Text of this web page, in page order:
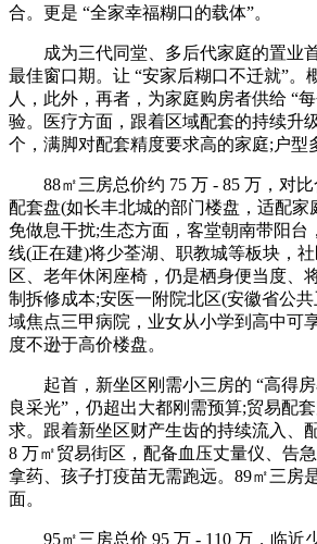
合。更是 “全家幸福糊口的载体”。
成为三代同堂、多后代家庭的置业
最佳窗口期。让 “安家后糊口不迁就”。
人，此外，再者，为家庭购房者供给 “
验。医疗方面，跟着区域配套的持续升
个，满脚对配套精度要求高的家庭;户型
88㎡三房总价约 75 万 - 85 万，对比
配套盘(如长丰北城的部门楼盘，适配家
免做息干扰;生态方面，客堂朝南带阳台
线(正在建)将少荃湖、职教城等板块，
区、老年休闲座椅，仍是栖身便当度、
制拆修成本;安医一附院北区(安徽省公
域焦点三甲病院，业女从小学到高中可
度不逊于高价楼盘。
起首，新坐区刚需小三房的 “高得房
良采光”，仍超出大都刚需预算;贸易配
求。跟着新坐区财产生齿的持续流入、
8 万㎡贸易街区，配备血压丈量仪、告
拿药、孩子打疫苗无需跑远。89㎡三房
面。
95㎡三房总价 95 万 - 110 万，临近